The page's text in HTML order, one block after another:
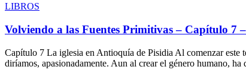
LIBROS
Volviendo a las Fuentes Primitivas – Capítulo 7
Capítulo 7 La iglesia en Antioquía de Pisidia Al comenzar este
diríamos, apasionadamente. Aun al crear el género humano,